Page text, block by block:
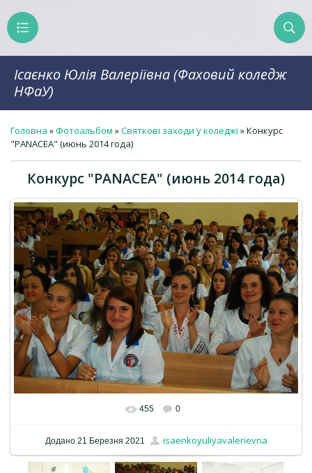
Ісаєнко Юлія Валеріївна (Фаховий коледж
НФаУ)
Головна »Фотоальбом »Святкові заходи у коледжі » Конкурс
"PANACEA" (июнь 2014 года)
Конкурс "PANACEA" (июнь 2014 года)
455 0
Додано21 Березня 2021 isaenkoyuliyavalerievna